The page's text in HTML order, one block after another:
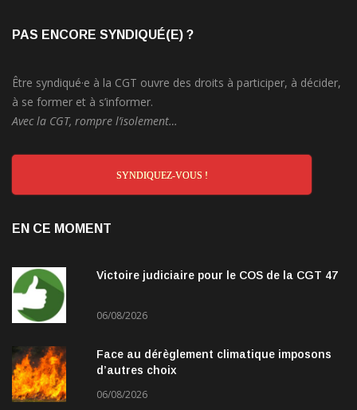
PAS ENCORE SYNDIQUÉ(E) ?
Être syndiqué·e à la CGT ouvre des droits à participer, à décider,
à se former et à s’informer.
Avec la CGT, rompre l’isolement…
SYNDIQUEZ-VOUS !
EN CE MOMENT
Victoire judiciaire pour le COS de la CGT 47
06/08/2026
Face au dérèglement climatique imposons
d’autres choix
06/08/2026